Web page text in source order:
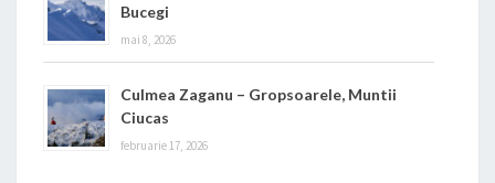
Bucegi
mai 8, 2026
Culmea Zaganu – Gropsoarele, Muntii
Ciucas
februarie 17, 2026